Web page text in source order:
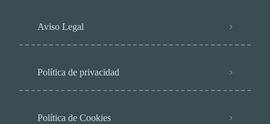
Aviso Legal
Política de privacidad
Política de Cookies